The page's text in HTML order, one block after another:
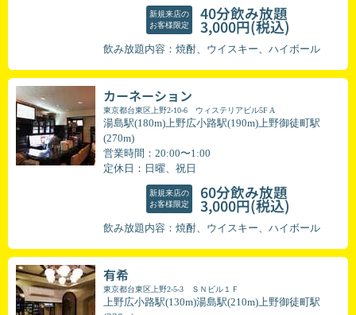
新規来店の
お客様限定
40分飲み放題
3,000円(税込)
飲み放題内容：焼酎、ウイスキー、ハイボール
カーネーション
東京都台東区上野2-10-6 ウィステリアビル5F A
湯島駅(180m)上野広小路駅(190m)上野御徒町駅
(270m)
営業時間：20:00〜1:00
定休日：日曜、祝日
新規来店の
お客様限定
60分飲み放題
3,000円(税込)
飲み放題内容：焼酎、ウイスキー、ハイボール
有希
東京都台東区上野2-5-3 ＳＮビル１Ｆ
上野広小路駅(130m)湯島駅(210m)上野御徒町駅